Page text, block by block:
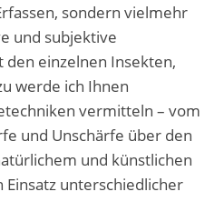
sondern vielmehr
und subjektive
einzelnen Insekten,
werde ich Ihnen
vermitteln – vom
und Unschärfe über den
und künstlichen
Einsatz unterschiedlicher